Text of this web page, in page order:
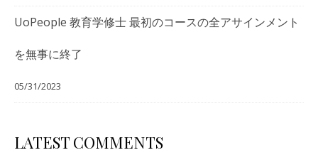
UoPeople 教育学修士 最初のコースの全アサインメント
を無事に終了
05/31/2023
LATEST COMMENTS